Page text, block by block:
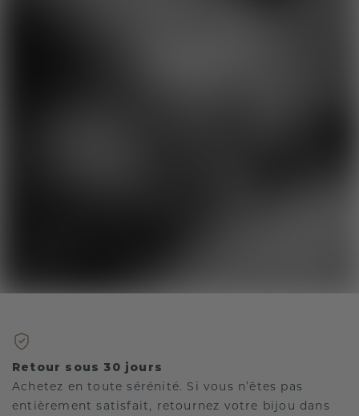
Retour sous 30 jours
Achetez en toute sérénité. Si vous n’êtes pas
entièrement satisfait, retournez votre bijou dans